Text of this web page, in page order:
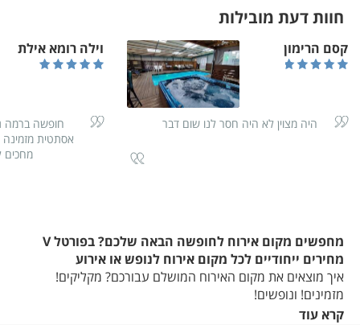
חוות דעת מובילות
קסם הרימון
היה מצוין לא היה חסר לנו שום דבר
וילה רומא אילת
חופשה ברמה
אסתטית
מחכים
קרא עוד
מחפשים מקום אירוח לחופשה הבאה שלכם? בפורטל V
מחירים ייחודיים לכל מקום אירוח לנופש או אירוע
איך מוצאים את מקום האירוח המושלם עבורכם? מקליקים!
מזמינים! ונופשים!
מתחילים בחיפוש לפי אזור/מיקום שבו אתם מעוניינים, עוברים על